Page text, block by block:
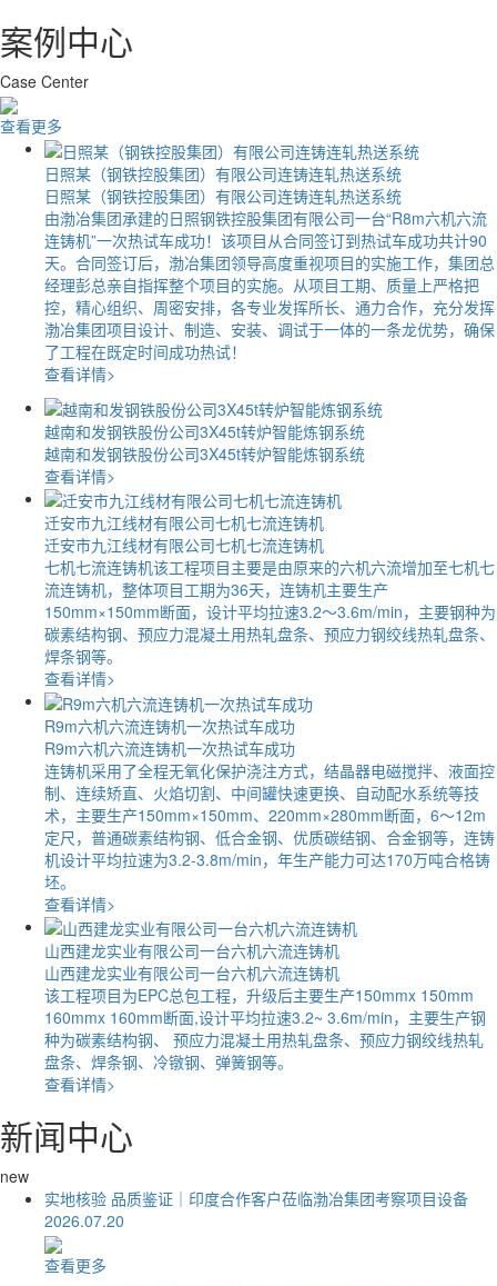
案例中心
Case Center
查看更多
日照某（钢铁控股集团）有限公司连铸连轧热送系统
日照某（钢铁控股集团）有限公司连铸连轧热送系统
由渤冶集团承建的日照钢铁控股集团有限公司一台“R8m六机六流
连铸机”一次热试车成功！该项目从合同签订到热试车成功共计90
天。合同签订后，渤冶集团领导高度重视项目的实施工作，集团总
经理彭总亲自指挥整个项目的实施。从项目工期、质量上严格把
控，精心组织、周密安排，各专业发挥所长、通力合作，充分发挥
渤冶集团项目设计、制造、安装、调试于一体的一条龙优势，确保
了工程在既定时间成功热试！
查看详情>
越南和发钢铁股份公司3X45t转炉智能炼钢系统
越南和发钢铁股份公司3X45t转炉智能炼钢系统
查看详情>
迁安市九江线材有限公司七机七流连铸机
迁安市九江线材有限公司七机七流连铸机
七机七流连铸机该工程项目主要是由原来的六机六流增加至七机七
流连铸机，整体项目工期为36天，连铸机主要生产
150mm×150mm断面，设计平均拉速3.2～3.6m/min，主要钢种为
碳素结构钢、预应力混凝土用热轧盘条、预应力钢绞线热轧盘条、
焊条钢等。
查看详情>
R9m六机六流连铸机一次热试车成功
R9m六机六流连铸机一次热试车成功
连铸机采用了全程无氧化保护浇注方式，结晶器电磁搅拌、液面控
制、连续矫直、火焰切割、中间罐快速更换、自动配水系统等技
术，主要生产150mm×150mm、220mm×280mm断面，6～12m
定尺，普通碳素结构钢、低合金钢、优质碳结钢、合金钢等，连铸
机设计平均拉速为3.2-3.8m/min，年生产能力可达170万吨合格铸
坯。
查看详情>
山西建龙实业有限公司一台六机六流连铸机
山西建龙实业有限公司一台六机六流连铸机
该工程项目为EPC总包工程，升级后主要生产150mmx 150mm
160mmx 160mm断面,设计平均拉速3.2~ 3.6m/min，主要生产钢
种为碳素结构钢、 预应力混凝土用热轧盘条、预应力钢绞线热轧
盘条、焊条钢、冷镦钢、弹簧钢等。
查看详情>
新闻中心
new
实地核验 品质鉴证｜印度合作客户莅临渤冶集团考察项目设备
2026.07.20
查看更多